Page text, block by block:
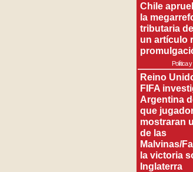
Chile
la
tributaria
un artículo
Política
Reino
FIFA
Argentina
que
mostraran
de las
Malvinas/
la victoria
Inglaterra